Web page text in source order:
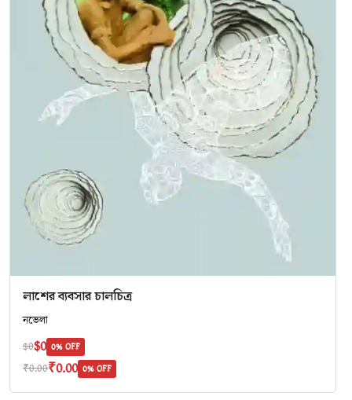
লাশের ব্যবসার চালচিত্র
নভেলা
$0$0 0% OFF
₹0.00₹0.00 0% OFF